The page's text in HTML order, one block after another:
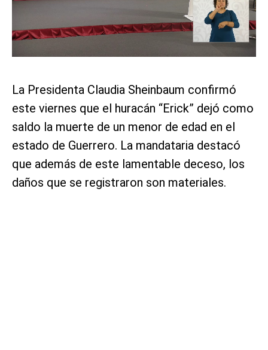
La Presidenta Claudia Sheinbaum confirmó
este viernes que el huracán “Erick” dejó como
saldo la muerte de un menor de edad en el
estado de Guerrero. La mandataria destacó
que además de este lamentable deceso, los
daños que se registraron son materiales.